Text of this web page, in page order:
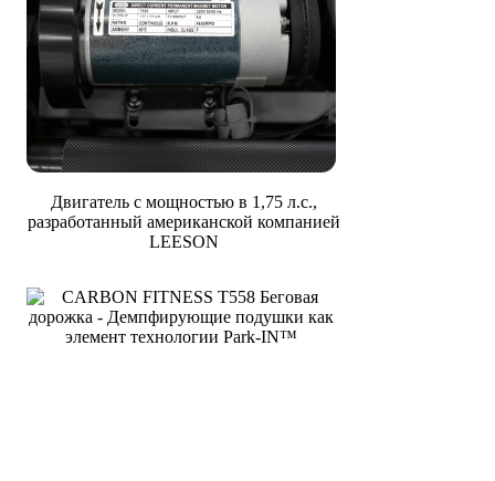
Двигатель с мощностью в 1,75 л.с.,
разработанный американской компанией
LEESON